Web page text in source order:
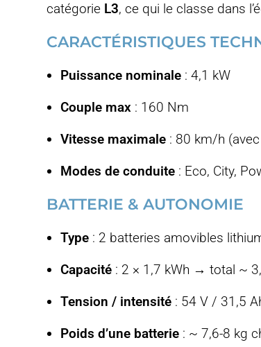
catégorie L3, ce qui le classe dans
CARACTÉRISTIQUES
Puissance nominale : 4,1 kW
Couple max : 160 Nm
Vitesse maximale : 80 km/h
Modes de conduite : Eco, City,
BATTERIE & AUTONOMIE
Type : 2 batteries amovibles
Capacité : 2 × 1,7 kWh → total ~
Tension / intensité : 54 V / 31,5
Poids d’une batterie : ~ 7,6-8 kg